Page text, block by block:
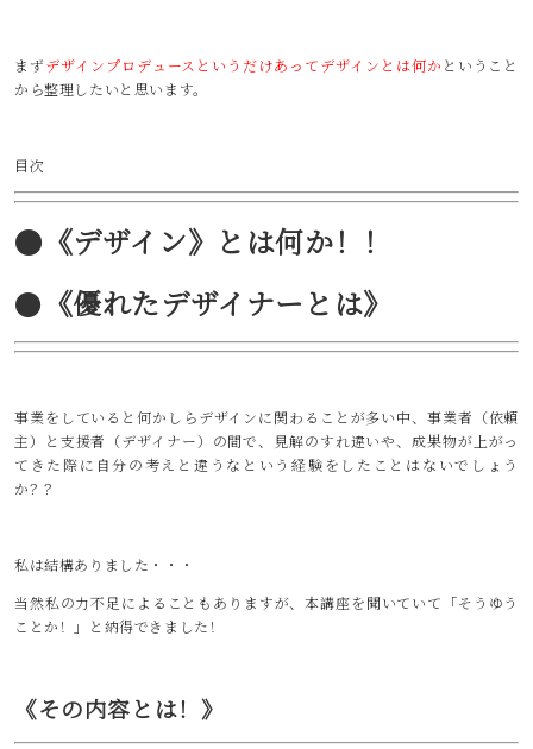
まずデザインプロデュースというだけあってデザインとは何か ということ
から整理したいと思います。
目次
●《デザイン》とは何か！！
● 《優れたデザイナーとは》
事業をしていると何かしらデザインに関わることが多い中、事業者（依頼
主）と支援者（デザイナー）の間で、見解のすれ違いや、成果物が上がっ
てきた際に自分の考えと違うなという経験をしたことはないでしょう
か？？
私は結構ありました・・・
当然私の力不足によることもありますが、本講座を聞いていて「そうゆう
ことか！」と納得できました！
《その内容とは！》